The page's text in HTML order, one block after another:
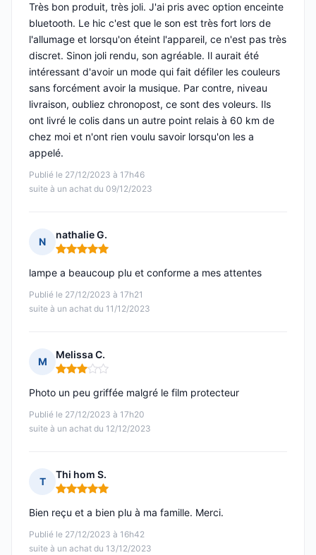
Publié le 27/12/2023 à 17h46
suite à un achat du 09/12/2023
Très bon produit, très joli. J'ai pris avec option enceinte
bluetooth. Le hic c'est que le son est très fort lors de
l'allumage et lorsqu'on éteint l'appareil, ce n'est pas très
discret. Sinon joli rendu, son agréable. Il aurait été
intéressant d'avoir un mode qui fait défiler les couleurs
sans forcément avoir la musique. Par contre, niveau
livraison, oubliez chronopost, ce sont des voleurs. Ils
ont livré le colis dans un autre point relais à 60 km de
chez moi et n'ont rien voulu savoir lorsqu'on les a
appelé.
N
nathalie G.
Note : 5 sur 5
Publié le 27/12/2023 à 17h21
suite à un achat du 11/12/2023
lampe a beaucoup plu et conforme a mes attentes
M
Melissa C.
Note : 3 sur 5
Publié le 27/12/2023 à 17h20
suite à un achat du 12/12/2023
Photo un peu griffée malgré le film protecteur
T
Thi hom S.
Note : 5 sur 5
Publié le 27/12/2023 à 16h42
suite à un achat du 13/12/2023
Bien reçu et a bien plu à ma famille. Merci.